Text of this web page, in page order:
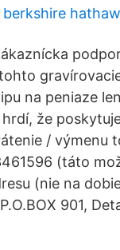
na peniaze
že
/ výmenu
(táto
(nie na
901,